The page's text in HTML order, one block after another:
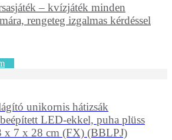
– kvízjáték minden
rengeteg izgalmas kérdéssel
unikornis hátizsák
LED-ekkel, puha plüss
x 7 x 28 cm (FX) (BBLPJ)